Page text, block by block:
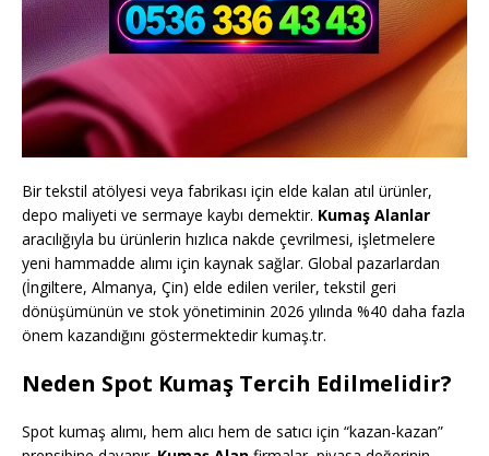
Bir tekstil atölyesi veya fabrikası için elde kalan atıl ürünler,
depo maliyeti ve sermaye kaybı demektir. Kumaş Alanlar
aracılığıyla bu ürünlerin hızlıca nakde çevrilmesi, işletmelere
yeni hammadde alımı için kaynak sağlar. Global pazarlardan
(İngiltere, Almanya, Çin) elde edilen veriler, tekstil geri
dönüşümünün ve stok yönetiminin 2026 yılında %40 daha fazla
önem kazandığını göstermektedir kumaş.tr.
Neden Spot Kumaş Tercih Edilmelidir?
Spot kumaş alımı, hem alıcı hem de satıcı için “kazan-kazan”